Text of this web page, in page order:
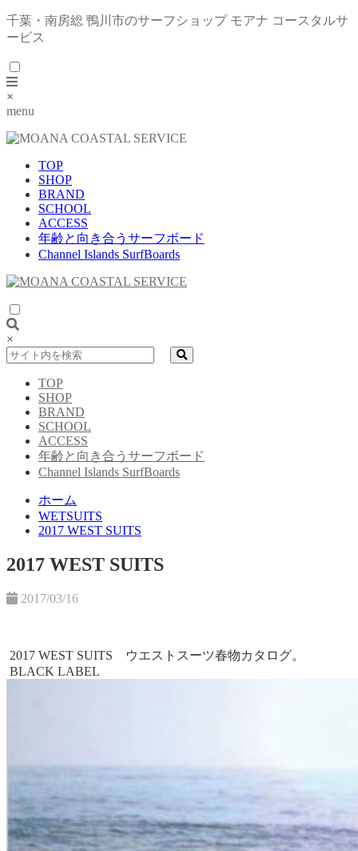
千葉・南房総 鴨川市のサーフショップ モアナ コースタルサ
ービス
×
menu
TOP
SHOP
BRAND
SCHOOL
ACCESS
年齢と向き合うサーフボード
Channel Islands SurfBoards
×
TOP
SHOP
BRAND
SCHOOL
ACCESS
年齢と向き合うサーフボード
Channel Islands SurfBoards
ホーム
WETSUITS
2017 WEST SUITS
2017 WEST SUITS
2017/03/16
2017 WEST SUITS ウエストスーツ春物カタログ。
BLACK LABEL